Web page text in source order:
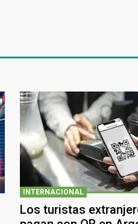
INTERNACIONAL
Los turistas